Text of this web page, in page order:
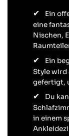
Ein
eine
Nischen,
Ein
Style wird
gefertigt,
Du
in einem